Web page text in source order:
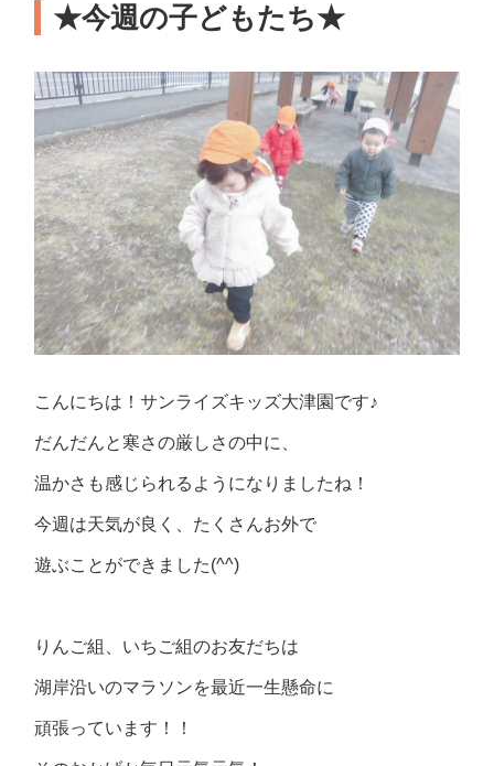
★今週の子どもたち★
こんにちは！サンライズキッズ大津園です♪
だんだんと寒さの厳しさの中に、
温かさも感じられるようになりましたね！
今週は天気が良く、たくさんお外で
遊ぶことができました(^^)
りんご組、いちご組のお友だちは
湖岸沿いのマラソンを最近一生懸命に
頑張っています！！